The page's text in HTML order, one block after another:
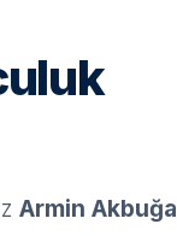
Armin Akbuğa